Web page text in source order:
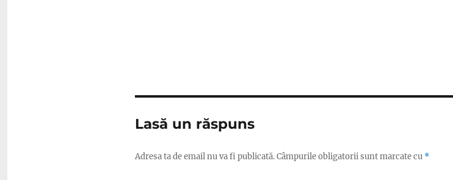
Lasă un răspuns
Adresa ta de email nu va fi publicată.Câmpurile obligatorii sunt marcate cu *